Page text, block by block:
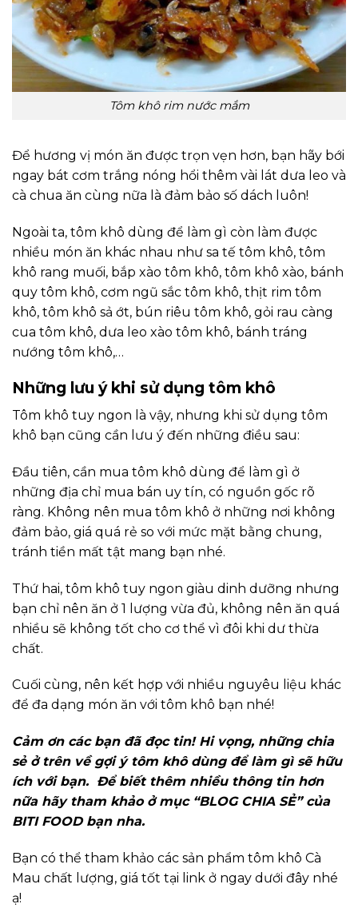
Tôm khô rim nước mắm
Để hương vị món ăn được trọn vẹn hơn, bạn hãy bới
ngay bát cơm trắng nóng hổi thêm vài lát dưa leo và
cà chua ăn cùng nữa là đảm bảo số dách luôn!
Ngoài ta, tôm khô dùng để làm gì còn làm được
nhiều món ăn khác nhau như sa tế tôm khô, tôm
khô rang muối, bắp xào tôm khô, tôm khô xào, bánh
quy tôm khô, cơm ngũ sắc tôm khô, thịt rim tôm
khô, tôm khô sả ớt, bún riêu tôm khô, gỏi rau càng
cua tôm khô, dưa leo xào tôm khô, bánh tráng
nướng tôm khô,…
Những lưu ý khi sử dụng tôm khô
Tôm khô tuy ngon là vậy, nhưng khi sử dụng tôm
khô bạn cũng cần lưu ý đến những điều sau:
Đầu tiên, cần mua tôm khô dùng để làm gì ở
những địa chỉ mua bán uy tín, có nguồn gốc rõ
ràng. Không nên mua tôm khô ở những nơi không
đảm bảo, giá quá rẻ so với mức mặt bằng chung,
tránh tiền mất tật mang bạn nhé.
Thứ hai, tôm khô tuy ngon giàu dinh dưỡng nhưng
bạn chỉ nên ăn ở 1 lượng vừa đủ, không nên ăn quá
nhiều sẽ không tốt cho cơ thể vì đôi khi dư thừa
chất.
Cuối cùng, nên kết hợp với nhiều nguyêu liệu khác
để đa dạng món ăn với tôm khô bạn nhé!
Cảm ơn các bạn đã đọc tin! Hi vọng, những chia
sẻ ở trên về gợi ý tôm khô dùng để làm gì sẽ hữu
ích với bạn. Để biết thêm nhiều thông tin hơn
nữa hãy tham khảo ở mục “BLOG CHIA SẺ” của
BITI FOOD bạn nha.
Bạn có thể tham khảo các sản phẩm tôm khô Cà
Mau chất lượng, giá tốt tại link ở ngay dưới đây nhé
ạ!